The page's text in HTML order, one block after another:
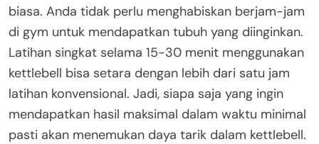
biasa. Anda tidak perlu menghabiskan berjam-jam
di gym untuk mendapatkan tubuh yang diinginkan.
Latihan singkat selama 15-30 menit menggunakan
kettlebell bisa setara dengan lebih dari satu jam
latihan konvensional. Jadi, siapa saja yang ingin
mendapatkan hasil maksimal dalam waktu minimal
pasti akan menemukan daya tarik dalam kettlebell.